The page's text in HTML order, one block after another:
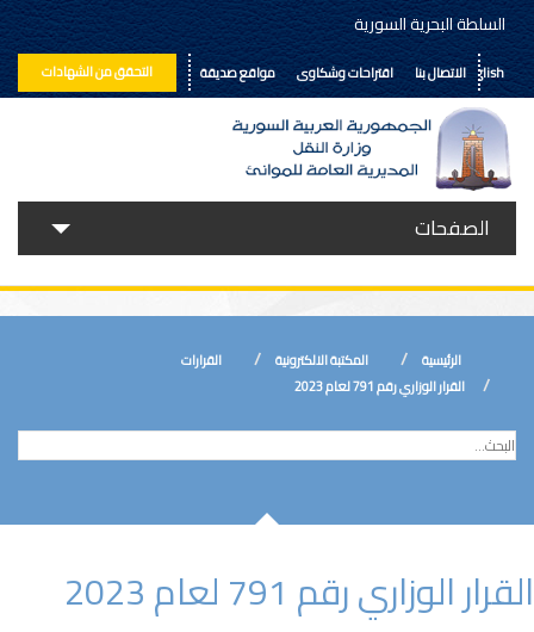
السلطة البحرية السورية
التحقق من الشهادات الاتصال بنا اقتراحات وشكاوى مواقع صديقة English
الصفحات
حولنا
الأخبار
إعلانات ومناقصات
الرئيسية المكتبة الالكترونية
القرارات
القرار الوزاري رقم 791 لعام 2023
القرار الوزاري رقم 791 لعام 2023